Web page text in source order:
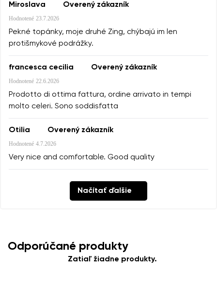
Miroslava Overený zákazník
Hodnotené 23.7.2026
Pekné topánky, moje druhé Zing, chýbajú im len
protišmykové podrážky.
francesca cecilia Overený zákazník
Hodnotené 22.6.2026
Prodotto di ottima fattura, ordine arrivato in tempi
molto celeri. Sono soddisfatta
Otilia Overený zákazník
Hodnotené 4.7.2026
Very nice and comfortable. Good quality
Načítať ďalšie
Odporúčané produkty
Zatiaľ žiadne produkty.